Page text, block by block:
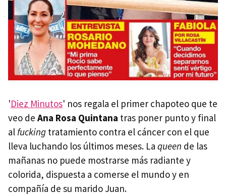
'Diez Minutos' nos regala el primer chapoteo que te
veo de Ana Rosa Quintana tras poner punto y final
al fucking tratamiento contra el cáncer con el que
lleva luchando los últimos meses. La queen de las
mañanas no puede mostrarse más radiante y
colorida, dispuesta a comerse el mundo y en
compañía de su marido Juan.